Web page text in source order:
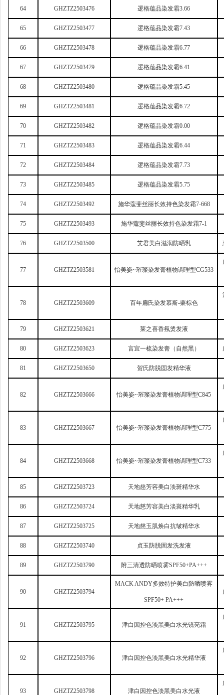
64 GHZTZ2503476 逻格蕴品染发霜3.66
65 GHZTZ2503477 逻格蕴品染发霜7.43
66 GHZTZ2503478 逻格蕴品染发霜6.77
67 GHZTZ2503479 逻格蕴品染发霜6.41
68 GHZTZ2503480 逻格蕴品染发霜5.45
69 GHZTZ2503481 逻格蕴品染发霜6.72
70 GHZTZ2503482 逻格蕴品染发霜0.00
71 GHZTZ2503483 逻格蕴品染发霜6.44
72 GHZTZ2503484 逻格蕴品染发霜7.73
73 GHZTZ2503485 逻格蕴品染发霜5.75
74 GHZTZ2503492 施华蔻斐丝丽长效持色染发霜7-668
75 GHZTZ2503493 施华蔻斐丝丽长效持色染发霜7-1
76 GHZTZ2503500 艾君美白滋润防晒乳
77 GHZTZ2503581 怡美姿~璀璨染发膏植物调理型CG533
78 GHZTZ2503609 百年扁氏染发慕斯-栗棕色
79 GHZTZ2503621 莱之喜香氛烫发液
80 GHZTZ2503623 言宜一梳染发膏（自然黑）
81 GHZTZ2503650 贺氏防脱固发精华液
82 GHZTZ2503666 怡美姿~璀璨染发膏植物调理型C845
83 GHZTZ2503667 怡美姿~璀璨染发膏植物调理型C775
84 GHZTZ2503668 怡美姿~璀璨染发膏植物调理型C733
85 GHZTZ2503723 天地慈芳容美白淡斑精华水
86 GHZTZ2503724 天地慈芳容美白淡斑精华乳
87 GHZTZ2503725 天地慈玉肌焕白抗皱精华水
88 GHZTZ2503740 贞玉防脱固发洗发液
89 GHZTZ2503790 附三清透防晒喷雾SPF50+PA+++
90 GHZTZ2503794
MACK ANDY多效特护美白防晒喷雾
SPF50+ PA+++
91 GHZTZ2503795 津白因控色淡黑美白水光镜亮霜
92 GHZTZ2503796 津白因控色淡黑美白水光精华液
93 GHZTZ2503798 津白因控色淡黑美白水光液